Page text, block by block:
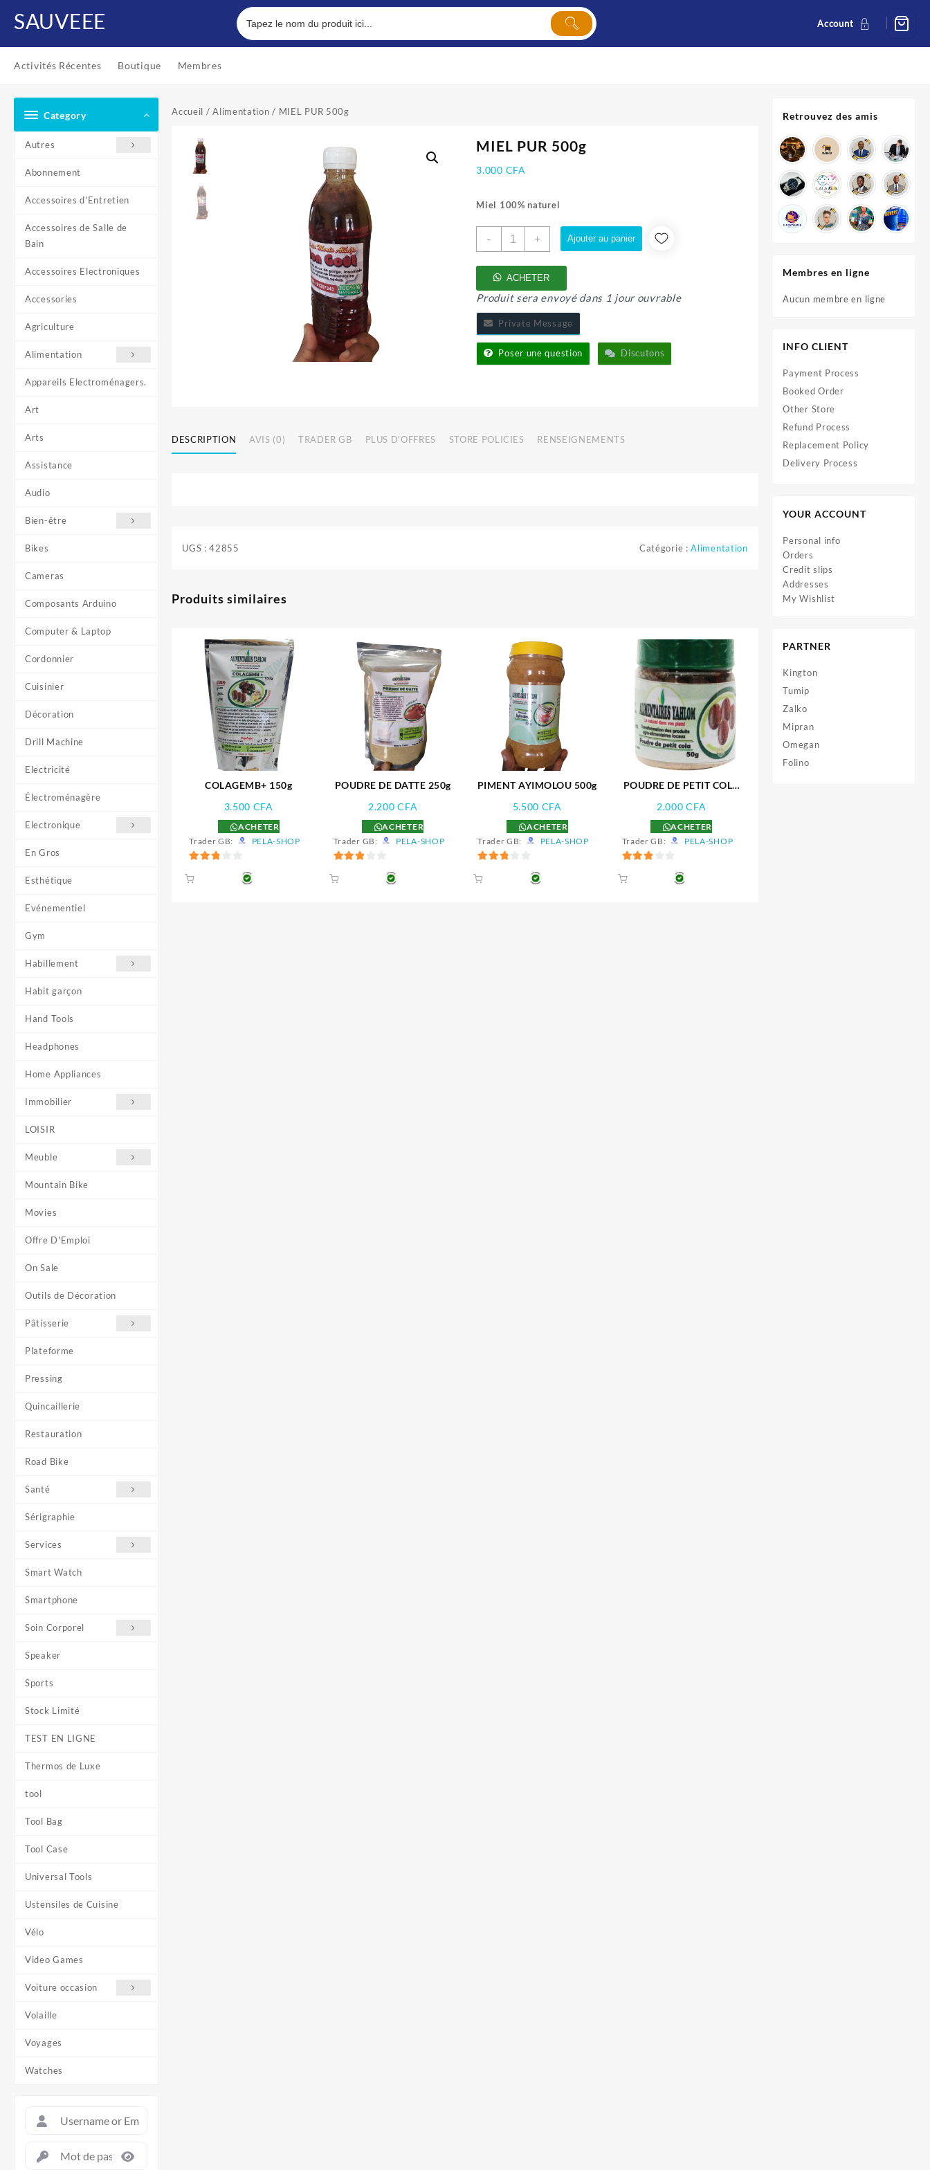
SAUVEEE Account
Activités Récentes Boutique Membres
Category
Autres
Abonnement
Accessoires d'Entretien
Accessoires de Salle de
Bain
Accessoires Electroniques
Accessories
Agriculture
Alimentation
Appareils Electroménagers.
Art
Arts
Assistance
Audio
Bien-être
Bikes
Cameras
Composants Arduino
Computer & Laptop
Cordonnier
Cuisinier
Décoration
Drill Machine
Electricité
Électroménagère
Electronique
En Gros
Esthétique
Evénementiel
Gym
Habillement
Habit garçon
Hand Tools
Headphones
Home Appliances
Immobilier
LOISIR
Meuble
Mountain Bike
Movies
Offre D'Emploi
On Sale
Outils de Décoration
Pâtisserie
Plateforme
Pressing
Quincaillerie
Restauration
Road Bike
Santé
Sérigraphie
Services
Smart Watch
Smartphone
Soin Corporel
Speaker
Sports
Stock Limité
TEST EN LIGNE
Thermos de Luxe
tool
Tool Bag
Tool Case
Universal Tools
Ustensiles de Cuisine
Vélo
Video Games
Voiture occasion
Volaille
Voyages
Watches
Accueil /Alimentation / MIEL PUR 500g
MIEL PUR 500g
3.000 CFA
Miel 100% naturel
-
quantité
PUR
500g
+ Ajouter au panier
ACHETER
Produit sera envoyé dans 1 jour ouvrable
Private Message
Poser une question Discutons
DESCRIPTION AVIS (0) TRADER GB PLUS D'OFFRES STORE POLICIES RENSEIGNEMENTS
UGS :42855 Catégorie :Alimentation
Produits similaires
COLAGEMB+ 150g
3.500 CFA
ACHETER
Trader GB:
PELA-SHOP
POUDRE DE DATTE 250g
2.200CFA
ACHETER
Trader GB:
PELA-SHOP
PIMENT AYIMOLOU 500g
5.500 CFA
ACHETER
Trader GB:
PELA-SHOP
POUDRE DE PETIT COLA
2.000CFA
ACHETER
Trader GB:
PELA-SHOP
sur 5
Retrouvez des amis
Membres en ligne
Aucun membre en ligne
INFO CLIENT
Payment Process
Booked Order
Other Store
Refund Process
Replacement Policy
Delivery Process
YOUR ACCOUNT
Personal info
Orders
Credit slips
Addresses
My Wishlist
PARTNER
Kington
Tumip
Zalko
Mipran
Omegan
Folino